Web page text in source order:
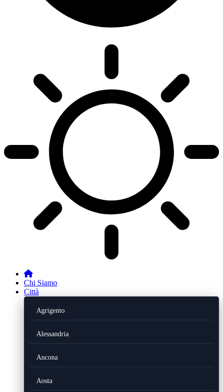
Chi Siamo
Città
Agrigento
Alessandria
Ancona
Aosta